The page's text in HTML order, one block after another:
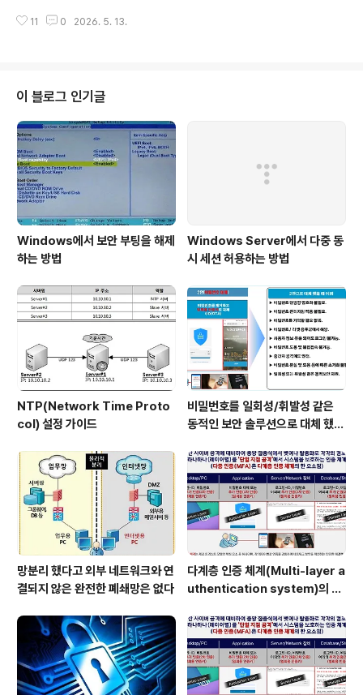
호 관리체계) 인증 컨설팅 시, 2차 인증 미적용은 주요 결함
n Modules) 계층에서 직접 작동하기 때문에, Mythos
는 시나리오와 그 한계점은 다음과 같다. 1. OS 제로데이
(0-Day) 취약점 공략 BaroPAM 자체를 뚫기보다는, Bar
oPAM이 구동되는 운영체제(OS) 자체의 알려지지 않은
취약점을 노리는 방식이다. 방법) OS 커널의 권한 상승(Pr
ivilege Escalation) ..
11 0 2026. 5. 13.
이 블로그 인기글
Windows에서 보안 부팅을 해제
하는 방법
Windows Server에서 다중 동
시 세션 허용하는 방법
NTP(Network Time Proto
col) 설정 가이드
비밀번호를 일회성/휘발성 같은
동적인 보안 솔루션으로 대체 했을
망분리 했다고 외부 네트워크와 연
결되지 않은 완전한 폐쇄망은 없다
다계층 인증 체계(Multi-layer a
uthentication system)의 특